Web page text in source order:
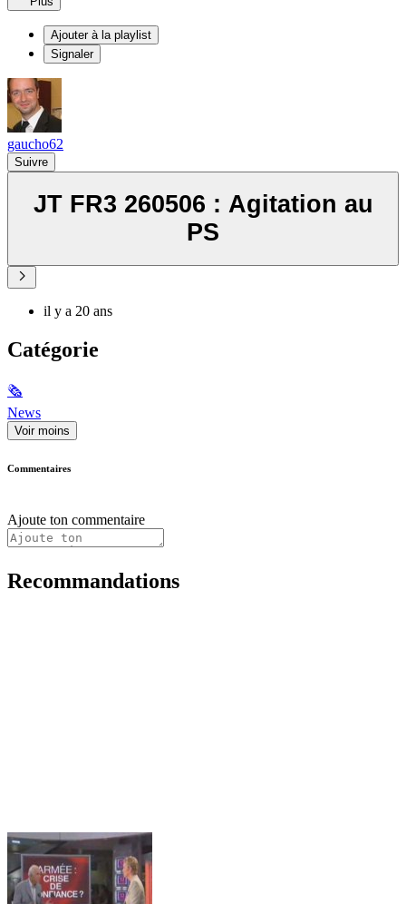
Ajouter à la playlist
Signaler
gaucho62
Suivre
JT FR3 260506 : Agitation au
PS
il y a 20 ans
Catégorie
🗞
News
Voir moins
Commentaires
Ajoute ton commentaire
Recommandations